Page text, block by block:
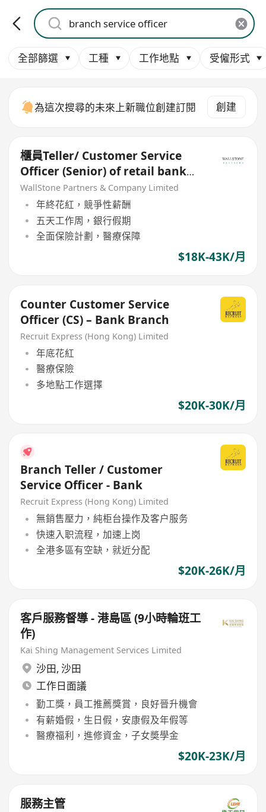
全部篩選 工種 工作地點 受僱形式
為這次搜尋的未來上新職位創建訂閱 創建
櫃員Teller/ Customer Service
Officer (Senior) of retail bank
(Multiple branch)
WallStone Partners & Company Limited
年終花紅，競爭性薪酬
五天工作周，銀行假期
全面保險計劃，醫療保障
$18K-43K/月
Counter Customer Service
Officer (CS) – Bank Branch
Recruit Express (Hong Kong) Limited
年底花紅
醫療保險
多地點工作選擇
$20K-30K/月
Branch Teller / Customer
Service Officer - Bank
Recruit Express (Hong Kong) Limited
無銷售壓力，純柜台操作及客户服务
快速入职流程，加速上岗
全港多區有空缺，就近分配
$20K-26K/月
客戶服務督導 - 港島區 (9小時輪班工
作)
Kai Shing Management Services Limited
沙田, 沙田
工作日面議
勤工獎，員工推薦獎賞，良好晉升機會
有薪婚假，生日假，安康假及年假等
醫療福利，進修資金，子女奬學金
$20K-23K/月
服務主管